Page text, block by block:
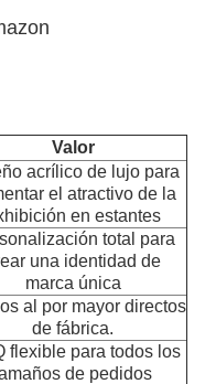
Valor
acrílico de lujo para
el atractivo de la
en estantes
total para
una identidad de
marca única
al por mayor directos
de fábrica.
flexible para todos los
de pedidos